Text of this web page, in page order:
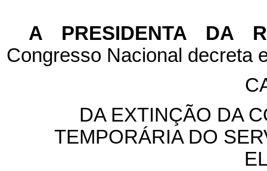
A PRESIDENTA DA
Congresso Nacional decreta
DA EXTINÇÃO DA
TEMPORÁRIA DO